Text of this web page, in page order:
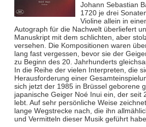
Johann Sebastian
1720 je drei
Violine allein in
Autograph für die Nachwelt überliefert
Manuskript mit dem schlichten, aber
versehen. Die Kompositionen waren
lang fast vergessen, bevor sie der
zu Beginn des 20. Jahrhunderts
In die Reihe der vielen Interpreten, die
Herausforderung einer
sich jetzt der 1985 in Brüssel geborene
japanische Geiger Noé Inui ein, der seit
lebt. Auf sehr persönliche Weise
lange Wegstrecke nach, die ihn
und Vermitteln dieser Musik geführt